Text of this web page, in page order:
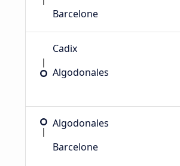
Barcelone
Cadix
Algodonales
Algodonales
Barcelone